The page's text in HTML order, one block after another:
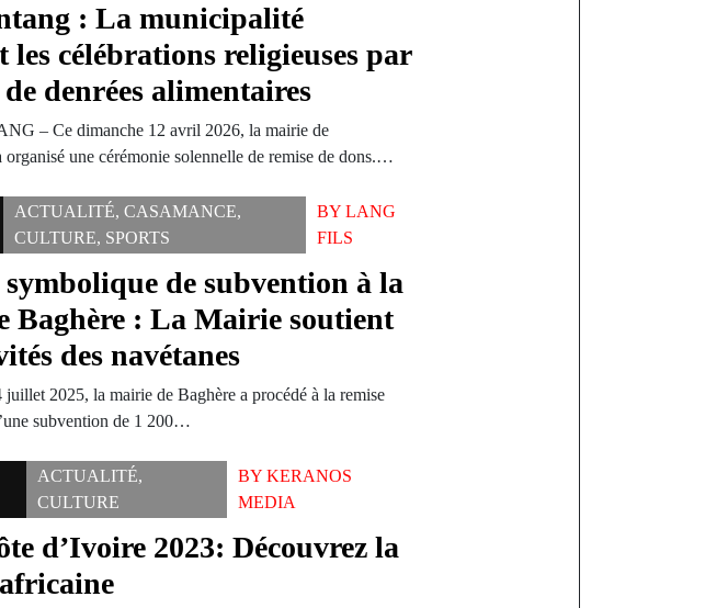
: La municipalité
les célébrations religieuses par
denrées alimentaires
– Ce dimanche 12 avril 2026, la mairie de
une cérémonie solennelle de remise de dons.…
ACTUALITÉ,CASAMANCE,
CULTURE, SPORTS
BYLANG
FILS
symbolique de subvention à la
Baghère : La Mairie soutient
des navétanes
juillet 2025, la mairie de Baghère a procédé à la remise
subvention de 1 200…
ACTUALITÉ,
CULTURE
BYKERANOS
MEDIA
d’Ivoire 2023: Découvrez la